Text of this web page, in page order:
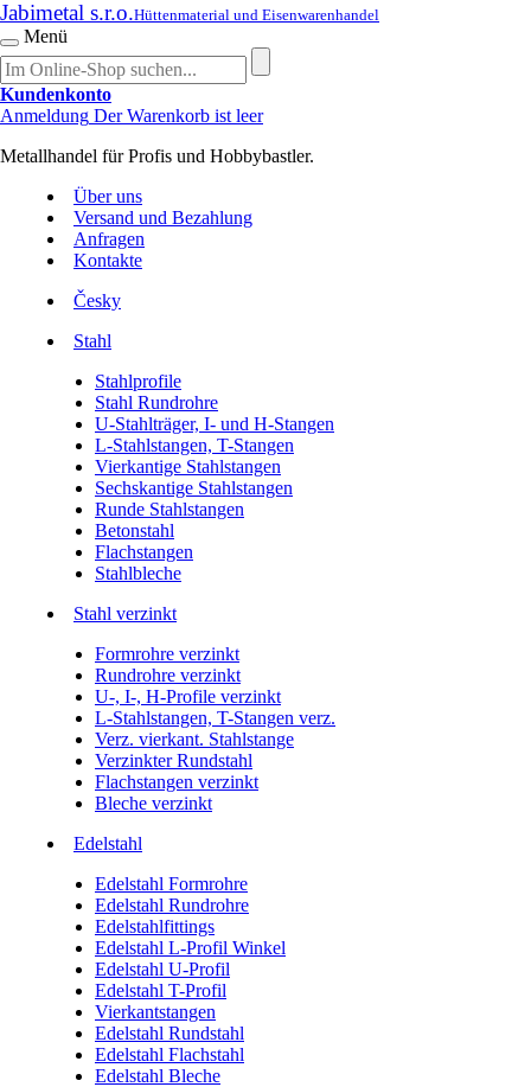
Jabimetal s.r.o.Hüttenmaterial und Eisenwarenhandel
Menü
Kundenkonto
Anmeldung Der Warenkorb ist leer
Metallhandel für Profis und Hobbybastler.
Über uns
Versand und Bezahlung
Anfragen
Kontakte
Česky
Stahl
Stahlprofile
Stahl Rundrohre
U-Stahlträger, I- und H-Stangen
L-Stahlstangen, T-Stangen
Vierkantige Stahlstangen
Sechskantige Stahlstangen
Runde Stahlstangen
Betonstahl
Flachstangen
Stahlbleche
Stahl verzinkt
Formrohre verzinkt
Rundrohre verzinkt
U-, I-, H-Profile verzinkt
L-Stahlstangen, T-Stangen verz.
Verz. vierkant. Stahlstange
Verzinkter Rundstahl
Flachstangen verzinkt
Bleche verzinkt
Edelstahl
Edelstahl Formrohre
Edelstahl Rundrohre
Edelstahlfittings
Edelstahl L-Profil Winkel
Edelstahl U-Profil
Edelstahl T-Profil
Vierkantstangen
Edelstahl Rundstahl
Edelstahl Flachstahl
Edelstahl Bleche